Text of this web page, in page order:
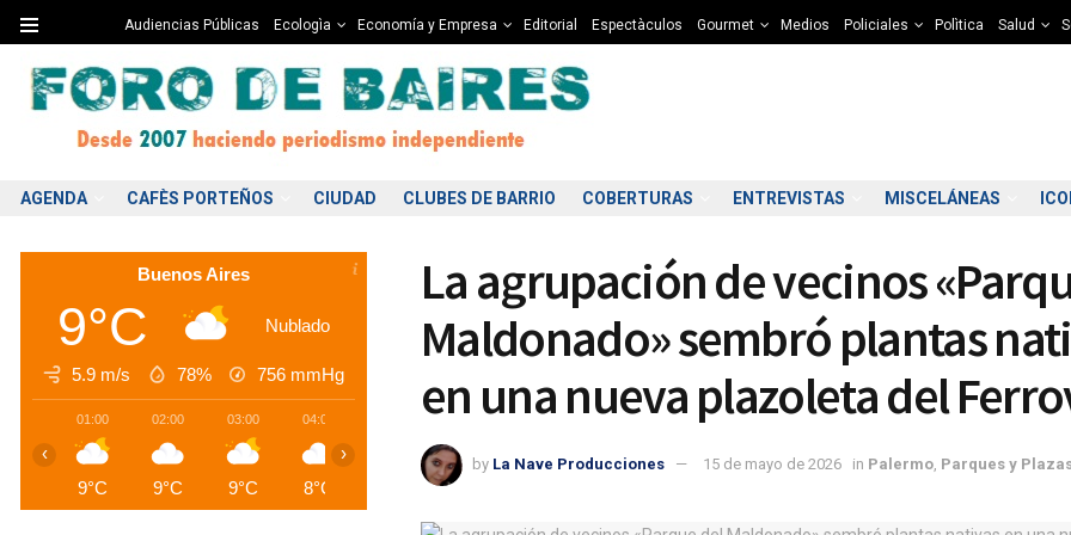
Audiencias Públicas Ecologìa Economía y Empresa Editorial Espectàculos Gourmet Medios Policiales Polìtica Salud
AGENDA CAFÈS PORTEÑOS CIUDAD CLUBES DE BARRIO COBERTURAS ENTREVISTAS MISCELÁNEAS
La agrupación de vecinos
Maldonado» sembró plantas
en una nueva plazoleta del
by La Nave Producciones 15 de mayo de 2026 in Palermo Parques y
Buenos Aires
9°C Nublado
5.9 m/s 78% 756 mmHg
01:00
9°C
02:00
9°C
03:00
9°C
04:00
8°C 8°C
07:00 08:00 09:00 11:00 12:00 13:00
‹ ›